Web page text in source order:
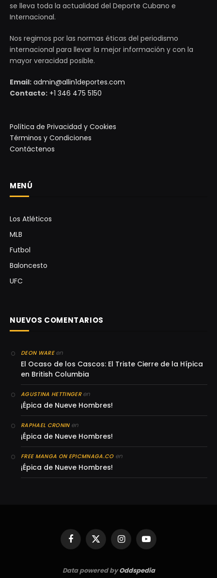
se lleva toda la actualidad del Deporte Cubano e
Internacional.
Nos regimos por las normas éticas del periodismo
internacional para llevar la mejor información y con la
mayor veracidad posible.
Email: admin@allin1deportes.com
Contacto: +1 346 475 5150
Política de Privacidad y Cookies
Términos y Condiciones
Contáctenos
MENÚ
Los Atléticos
MLB
Futbol
Baloncesto
UFC
NUEVOS COMENTARIOS
DEON WAREen
El Ocaso de los Cascos: El Triste Cierre de la Hípica
en British Columbia
AGUSTINA HETTINGERen
¡Épica de Nueve Hombres!
RAPHAEL CRONINen
¡Épica de Nueve Hombres!
FREE MANGA ON EPICMNAGA.COen
¡Épica de Nueve Hombres!
Facebook
X
(Twitter)
InstagramYouTube
Data powered byOddspedia